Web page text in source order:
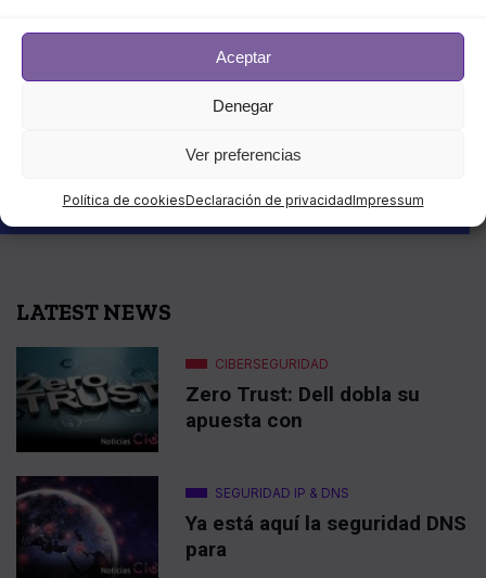
Aceptar
Denegar
Ver preferencias
Política de cookiesDeclaración de privacidadImpressum
LATEST NEWS
CIBERSEGURIDAD
Zero Trust: Dell dobla su
apuesta con
SEGURIDAD IP & DNS
Ya está aquí la seguridad DNS
para